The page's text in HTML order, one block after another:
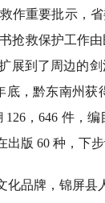
重要批示，省
抢救保护工作
展到了周边的
，黔东南州获
，646 件，编
版 60 种，下步
牌，锦屏县